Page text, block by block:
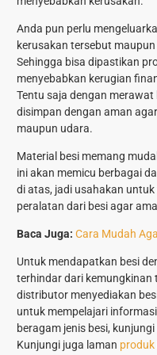
Anda pun perlu
kerusakan tersebut
Sehingga bisa dipastikan
menyebabkan kerugian
Tentu saja dengan
disimpan dengan aman
maupun udara.
Material besi memang
ini akan memicu berbagai
di atas, jadi usahakan
peralatan dari besi agar
Baca Juga: Cara Mudah
Untuk mendapatkan besi
terhindar dari kemungkinan
distributor menyediakan
untuk mempelajari
beragam jenis besi, kunjungi
Kunjungi juga laman produk